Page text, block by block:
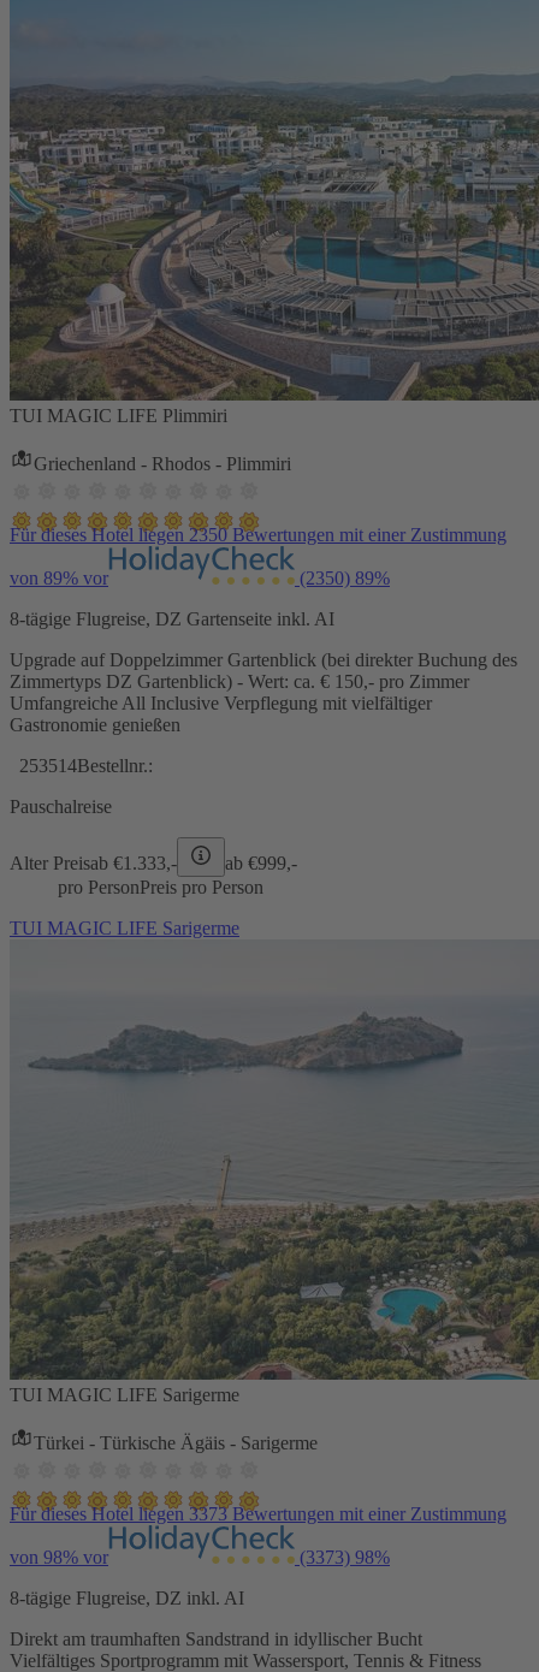
TUI MAGIC LIFE Plimmiri
Griechenland - Rhodos - Plimmiri
Für dieses Hotel liegen 2350 Bewertungen mit einer Zustimmung
von 89% vor (2350) 89%
8-tägige Flugreise, DZ Gartenseite inkl. AI
Upgrade auf Doppelzimmer Gartenblick (bei direkter Buchung des
Zimmertyps DZ Gartenblick) - Wert: ca. € 150,- pro Zimmer
Umfangreiche All Inclusive Verpflegung mit vielfältiger
Gastronomie genießen
253514Bestellnr.:
Pauschalreise
Alter Preisab €1.333,- ab €999,-
pro PersonPreis pro Person
TUI MAGIC LIFE Sarigerme
TUI MAGIC LIFE Sarigerme
Türkei - Türkische Ägäis - Sarigerme
Für dieses Hotel liegen 3373 Bewertungen mit einer Zustimmung
von 98% vor (3373) 98%
8-tägige Flugreise, DZ inkl. AI
Direkt am traumhaften Sandstrand in idyllischer Bucht
Vielfältiges Sportprogramm mit Wassersport, Tennis & Fitness